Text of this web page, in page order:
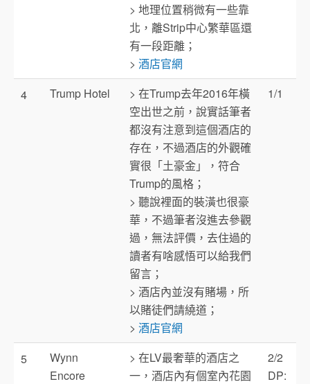
> 地理位置稍微有一些靠
北，離Strip中心繁華區還
有一段距離；
> 酒店官網
4 Trump Hotel
> 在Trump去年2016年橫
空出世之前，說實話筆者
都沒有注意到這個酒店的
存在，不過酒店的外觀確
實很「土豪金」，符合
Trump的風格；
> 聽說裡面的裝潢也很豪
華，不過筆者沒進去參觀
過，無法評價，去住過的
讀者有啥感悟可以給我們
留言；
> 酒店內並沒有賭場，所
以賭徒們請繞道；
> 酒店官網
1/1
5
Wynn
Encore
> 在LV最奢華的酒店之
一，酒店內有個室內花園
2/2
DP: